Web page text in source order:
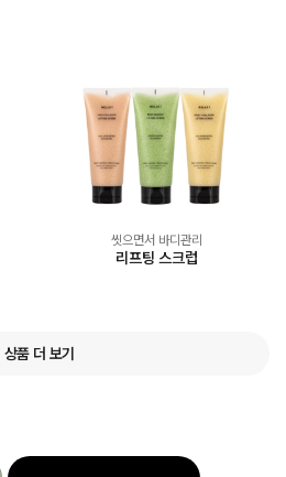
씻으면서 바디관리
리프팅 스크럽
상품 더 보기